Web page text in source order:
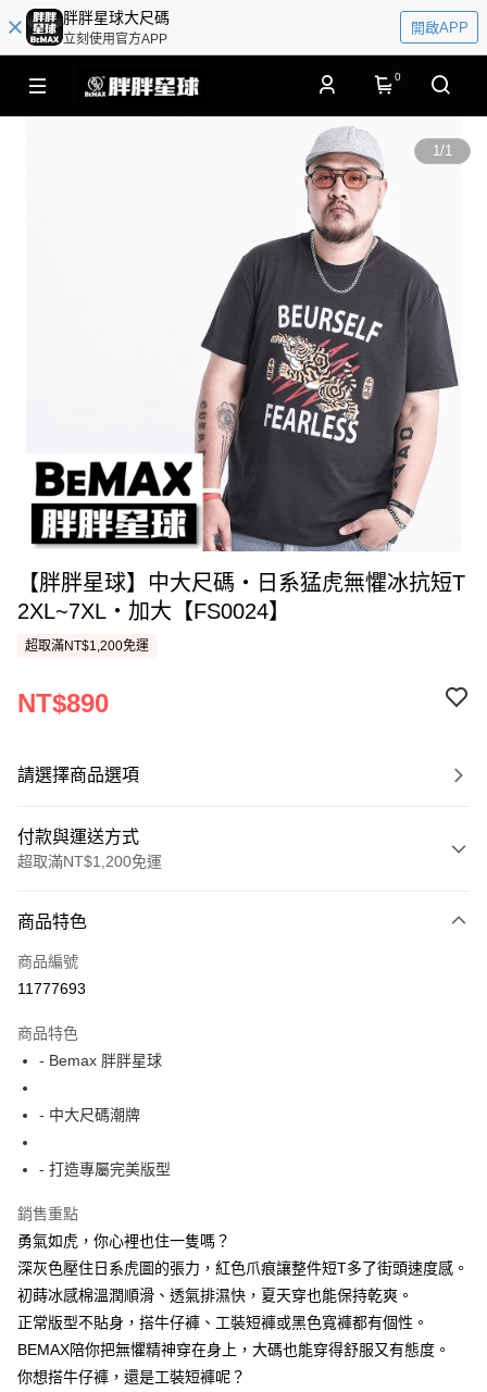
胖胖星球大尺碼
立刻使用官方APP
開啟APP
0
1/1
【胖胖星球】中大尺碼‧日系猛虎無懼冰抗短T
2XL~7XL‧加大【FS0024】
超取滿NT$1,200免運
NT$890
請選擇商品選項
付款與運送方式
超取滿NT$1,200免運
信用卡一次付款
超商取貨付款
Apple Pay
街口支付
AFTEE先享後付
相關說明
AFTEE先享後付是「在收到商品之後才付款」的支付方式。 讓您購物簡單
便利好安心！
１．簡單：不需註冊會員、不需綁卡、不需儲值。
２．便利：只要手機號碼，簡訊認證，即可結帳。
３．安心：先確認商品／服務後，再付款。
１．於結帳方式選擇「AFTEE先享後付」後，將跳轉至「AFTEE先享後付」
ATM付款
運送方式
全家付款取貨
每筆NT$150
商品特色
商品編號
11777693
商品特色
- Bemax 胖胖星球
- 中大尺碼潮牌
- 打造專屬完美版型
銷售重點
勇氣如虎，你心裡也住一隻嗎？
深灰色壓住日系虎圖的張力，紅色爪痕讓整件短T多了街頭速度感。
初蒔冰感棉溫潤順滑、透氣排濕快，夏天穿也能保持乾爽。
正常版型不貼身，搭牛仔褲、工裝短褲或黑色寬褲都有個性。
BEMAX陪你把無懼精神穿在身上，大碼也能穿得舒服又有態度。
你想搭牛仔褲，還是工裝短褲呢？